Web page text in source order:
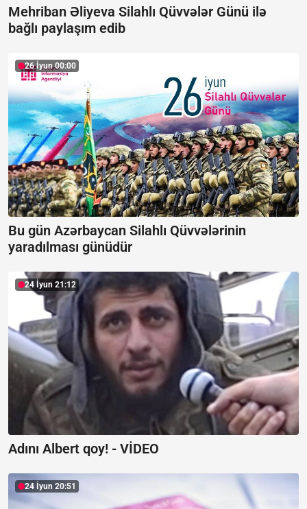
Mehriban Əliyeva Silahlı Qüvvələr Günü ilə
bağlı paylaşım edib
26 İyun 00:00
Bu gün Azərbaycan Silahlı Qüvvələrinin
yaradılması günüdür
24 İyun 21:12
Adını Albert qoy! - VİDEO
24 İyun 20:51